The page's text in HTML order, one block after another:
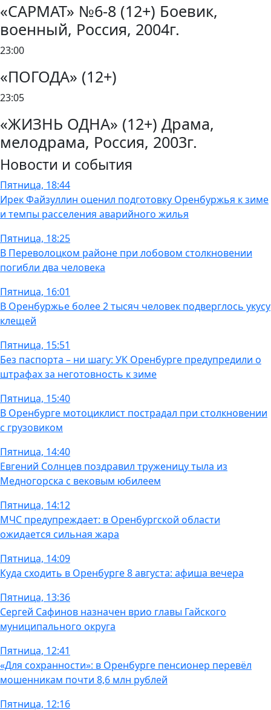
«САРМАТ» №6-8 (12+) Боевик,
военный, Россия, 2004г.
23:00
«ПОГОДА» (12+)
23:05
«ЖИЗНЬ ОДНА» (12+) Драма,
мелодрама, Россия, 2003г.
Новости и события
Пятница, 18:44
Ирек Файзуллин оценил подготовку Оренбуржья к зиме
и темпы расселения аварийного жилья
Пятница, 18:25
В Переволоцком районе при лобовом столкновении
погибли два человека
Пятница, 16:01
В Оренбуржье более 2 тысяч человек подверглось укусу
клещей
Пятница, 15:51
Без паспорта – ни шагу: УК Оренбурге предупредили о
штрафах за неготовность к зиме
Пятница, 15:40
В Оренбурге мотоциклист пострадал при столкновении
с грузовиком
Пятница, 14:40
Евгений Солнцев поздравил труженицу тыла из
Медногорска с вековым юбилеем
Пятница, 14:12
МЧС предупреждает: в Оренбургской области
ожидается сильная жара
Пятница, 14:09
Куда сходить в Оренбурге 8 августа: афиша вечера
Пятница, 13:36
Сергей Сафинов назначен врио главы Гайского
муниципального округа
Пятница, 12:41
«Для сохранности»: в Оренбурге пенсионер перевёл
мошенникам почти 8,6 млн рублей
Пятница, 12:16